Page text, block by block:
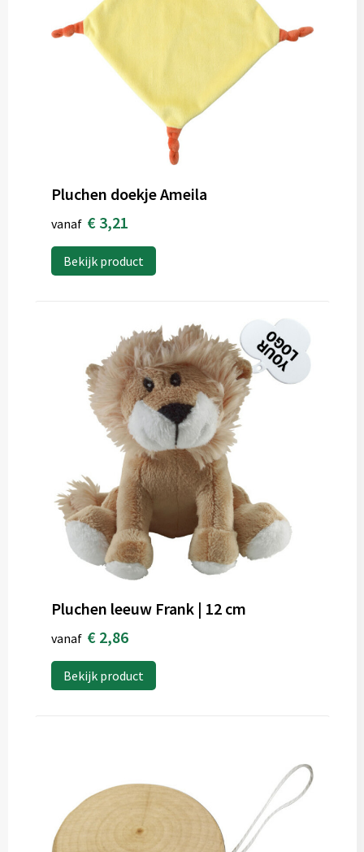
Pluchen doekje Ameila
vanaf € 3,21
Bekijk product
Pluchen leeuw Frank | 12 cm
vanaf € 2,86
Bekijk product